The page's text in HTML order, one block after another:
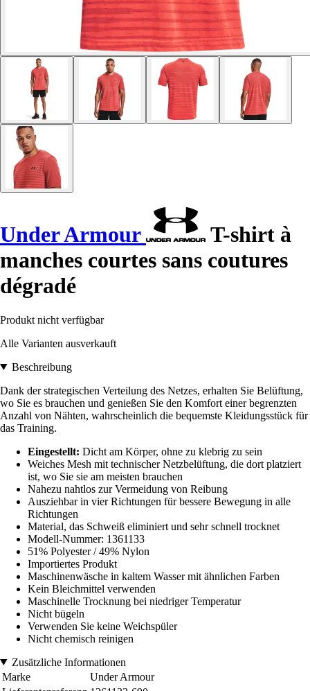
Under Armour
T-shirt à
manches courtes sans coutures
dégradé
Produkt nicht verfügbar
Alle Varianten ausverkauft
Beschreibung
Dank der strategischen Verteilung des Netzes, erhalten Sie Belüftung,
wo Sie es brauchen und genießen Sie den Komfort einer begrenzten
Anzahl von Nähten, wahrscheinlich die bequemste Kleidungsstück für
das Training.
Eingestellt: Dicht am Körper, ohne zu klebrig zu sein
Weiches Mesh mit technischer Netzbelüftung, die dort platziert
ist, wo Sie sie am meisten brauchen
Nahezu nahtlos zur Vermeidung von Reibung
Ausziehbar in vier Richtungen für bessere Bewegung in alle
Richtungen
Material, das Schweiß eliminiert und sehr schnell trocknet
Modell-Nummer: 1361133
51% Polyester / 49% Nylon
Importiertes Produkt
Maschinenwäsche in kaltem Wasser mit ähnlichen Farben
Kein Bleichmittel verwenden
Maschinelle Trocknung bei niedriger Temperatur
Nicht bügeln
Verwenden Sie keine Weichspüler
Nicht chemisch reinigen
Zusätzliche Informationen
Marke
Under Armour